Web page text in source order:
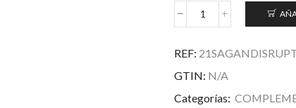
Deflect™
Cycling
Cap
-
Collection:
REF:
GTIN: N/A
Categorías: